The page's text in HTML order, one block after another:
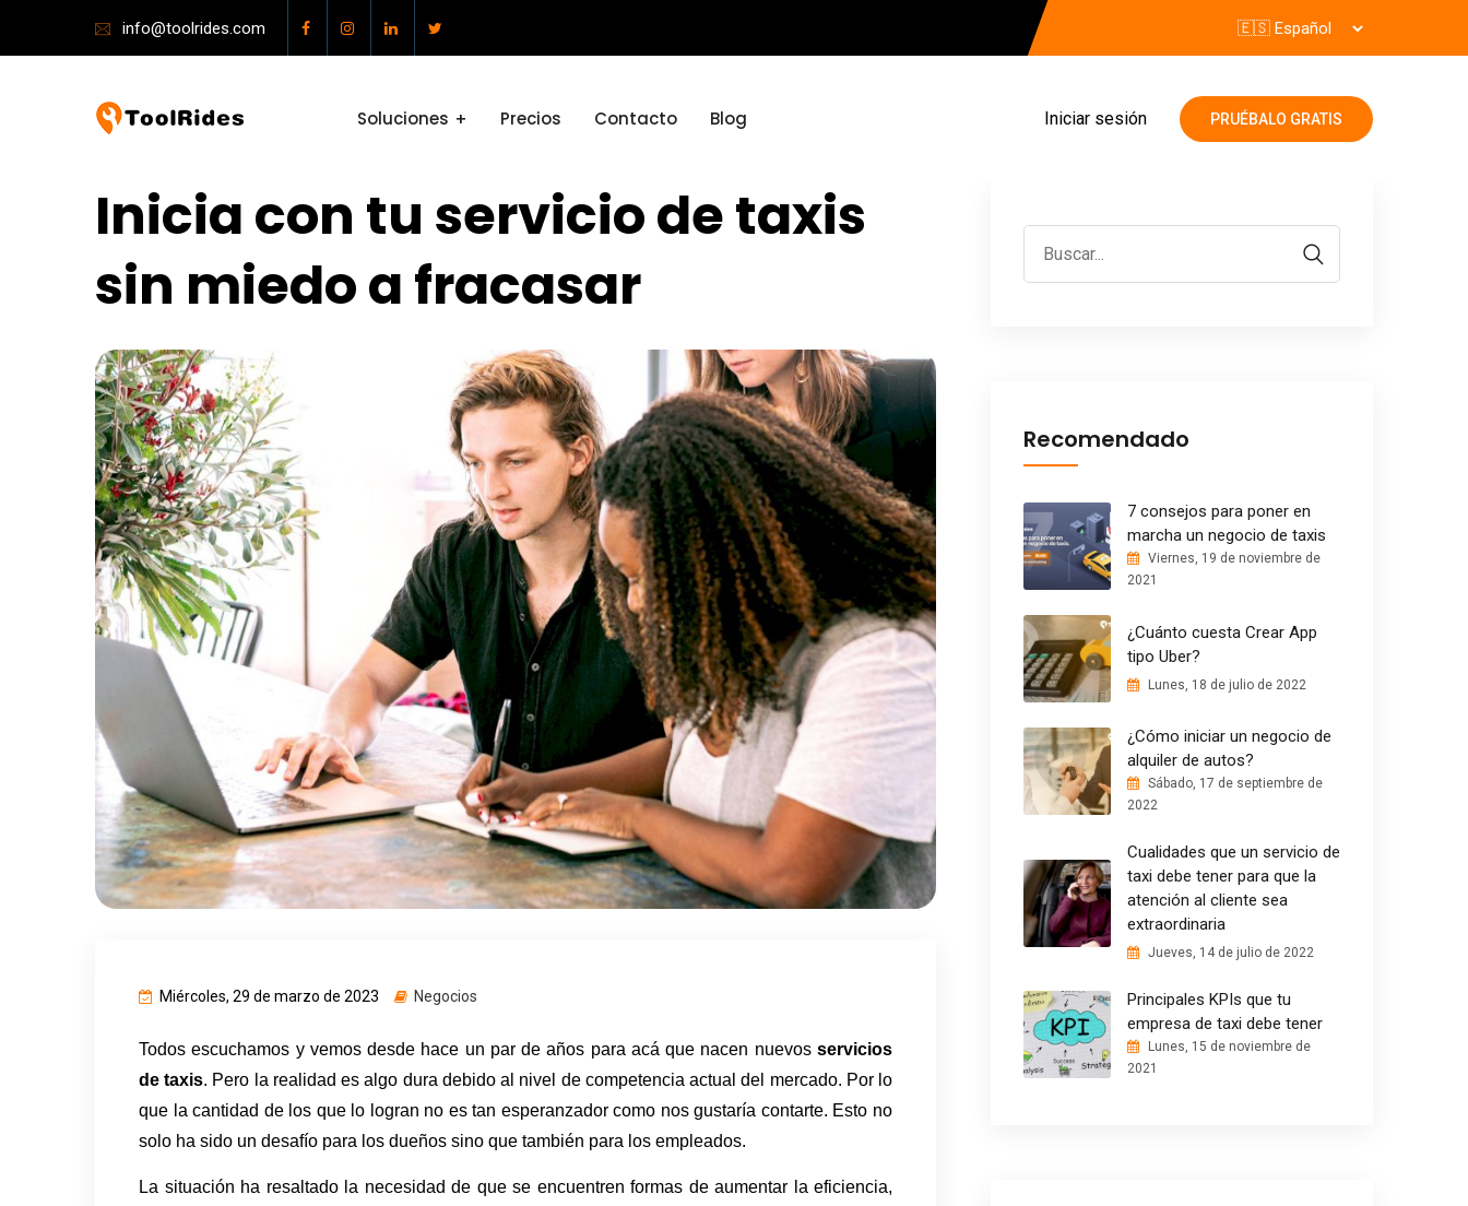
info@toolrides.com
Soluciones Precios Contacto Blog Iniciar sesión PRUÉBALO GRATIS
Inicia con tu servicio de taxis
sin miedo a fracasar
Miércoles, 29 de marzo de 2023 Negocios
Todos escuchamos y vemos desde hace un par de años para acá que nacen nuevos servicios
de taxis. Pero la realidad es algo dura debido al nivel de competencia actual del mercado. Por lo
que la cantidad de los que lo logran no es tan esperanzador como nos gustaría contarte. Esto no
solo ha sido un desafío para los dueños sino que también para los empleados.
La situación ha resaltado la necesidad de que se encuentren formas de aumentar la eficiencia,
Recomendado
7 consejos para poner en
marcha un negocio de taxis
Viernes, 19 de noviembre de
2021
¿Cuánto cuesta Crear App
tipo Uber?
Lunes, 18 de julio de 2022
¿Cómo iniciar un negocio de
alquiler de autos?
Sábado, 17 de septiembre de
2022
Cualidades que un servicio de
taxi debe tener para que la
atención al cliente sea
extraordinaria
Jueves, 14 de julio de 2022
Principales KPIs que tu
empresa de taxi debe tener
Lunes, 15 de noviembre de
2021